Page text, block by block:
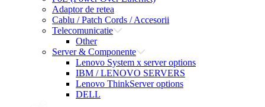
Adaptor de retea
Cablu / Patch Cords / Accesorii
Telecomunicatie
Other
Server & Componente
Lenovo System x server options
IBM / LENOVO SERVERS
Lenovo ThinkServer options
DELL